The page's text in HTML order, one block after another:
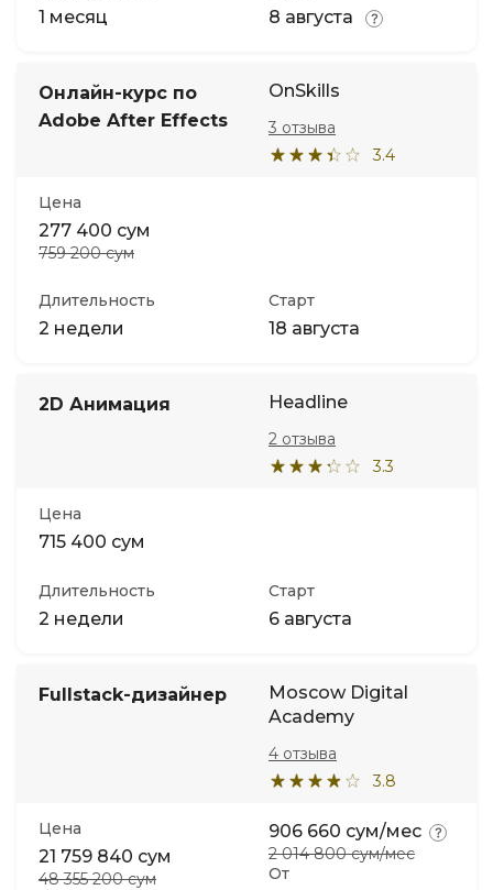
1 месяц 8 августа
Онлайн-курс по
Adobe After Effects
OnSkills
3.4
3 отзыва
Цена
277 400 сум
759 200 сум
Длительность
2 недели
Старт
18 августа
2D Анимация Headline
3.3
2 отзыва
Цена
715 400 сум
Длительность
2 недели
Старт
6 августа
Fullstack-дизайнер
Moscow Digital
Academy
3.8
4 отзыва
Цена
21 759 840 сум
48 355 200 сум От
906 660 сум/мес
2 014 800 сум/мес